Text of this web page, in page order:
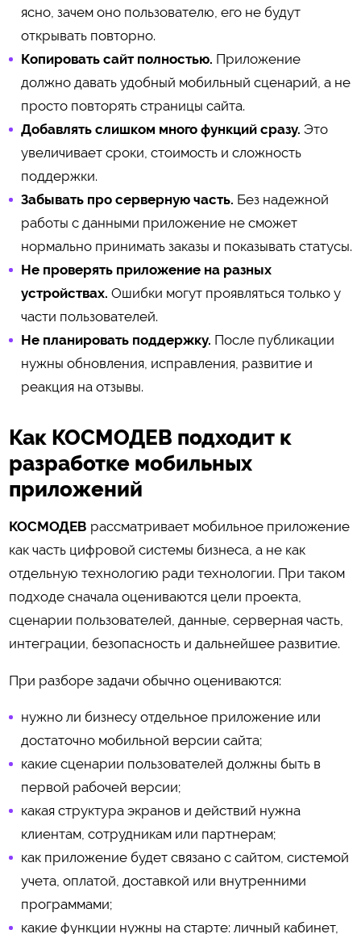
ясно, зачем оно пользователю, его не будут
открывать повторно.
Копировать сайт полностью. Приложение
должно давать удобный мобильный сценарий, а не
просто повторять страницы сайта.
Добавлять слишком много функций сразу. Это
увеличивает сроки, стоимость и сложность
поддержки.
Забывать про серверную часть. Без надежной
работы с данными приложение не сможет
нормально принимать заказы и показывать статусы.
Не проверять приложение на разных
устройствах. Ошибки могут проявляться только у
части пользователей.
Не планировать поддержку. После публикации
нужны обновления, исправления, развитие и
реакция на отзывы.
Как КОСМОДЕВ подходит к
разработке мобильных
приложений
КОСМОДЕВ рассматривает мобильное приложение
как часть цифровой системы бизнеса, а не как
отдельную технологию ради технологии. При таком
подходе сначала оцениваются цели проекта,
сценарии пользователей, данные, серверная часть,
интеграции, безопасность и дальнейшее развитие.
При разборе задачи обычно оцениваются:
нужно ли бизнесу отдельное приложение или
достаточно мобильной версии сайта;
какие сценарии пользователей должны быть в
первой рабочей версии;
какая структура экранов и действий нужна
клиентам, сотрудникам или партнерам;
как приложение будет связано с сайтом, системой
учета, оплатой, доставкой или внутренними
программами;
какие функции нужны на старте: личный кабинет,